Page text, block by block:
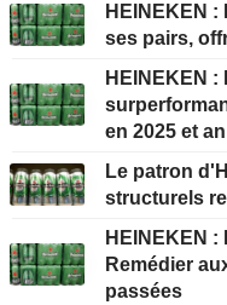
HEINEKEN : Heineken, aux côtés de
ses pairs,
HEINEKEN : Légère
en 2025 et
Le patron
structurels
HEINEKEN : Heineken CMD :
Remédier
passées